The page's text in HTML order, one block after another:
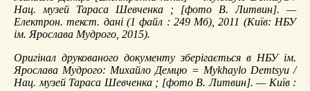
Нац. музей Тараса Шевченка ; [фото В. Литвин]. —
Електрон. текст. дані (1 файл : 249 Мб), 2011 (Київ: НБУ
ім. Ярослава Мудрого, 2015).
Оригінал друкованого документу зберігається в НБУ ім.
Ярослава Мудрого: Михайло Демцю = Mykhaylo Demtsyu /
Нац. музей Тараса Шевченка ; [фото В. Литвин]. — Київ :